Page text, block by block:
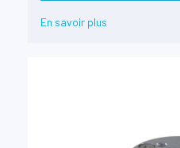
En savoir plus